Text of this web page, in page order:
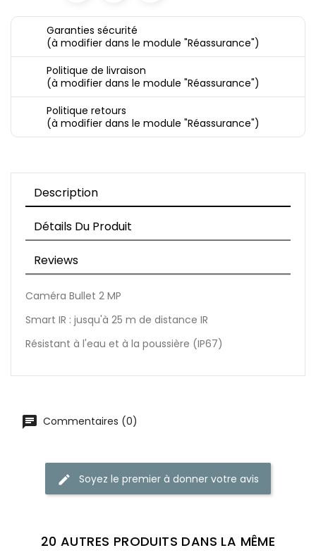
Garanties sécurité
(à modifier dans le module "Réassurance")
Politique de livraison
(à modifier dans le module "Réassurance")
Politique retours
(à modifier dans le module "Réassurance")
Description
Détails Du Produit
Reviews
Caméra Bullet 2 MP
Smart IR : jusqu'à 25 m de distance IR
Résistant à l'eau et à la poussière (IP67)
Commentaires (0)
Soyez le premier à donner votre avis
20 AUTRES PRODUITS DANS LA MÊME